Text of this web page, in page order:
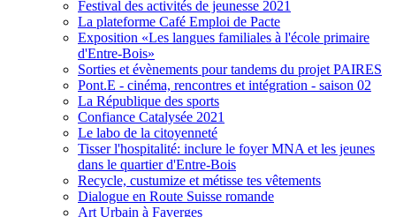
Festival des activités de jeunesse 2021
La plateforme Café Emploi de Pacte
Exposition «Les langues familiales à l'école primaire
d'Entre-Bois»
Sorties et évènements pour tandems du projet PAIRES
Pont.E - cinéma, rencontres et intégration - saison 02
La République des sports
Confiance Catalysée 2021
Le labo de la citoyenneté
Tisser l'hospitalité: inclure le foyer MNA et les jeunes
dans le quartier d'Entre-Bois
Recycle, custumize et métisse tes vêtements
Dialogue en Route Suisse romande
Art Urbain à Faverges